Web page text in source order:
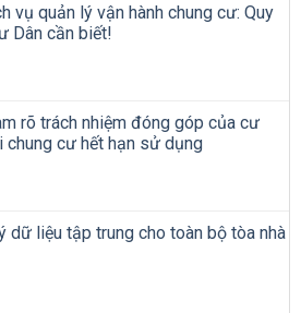
vụ quản lý vận hành chung cư: Quy
Dân cần biết!
rõ trách nhiệm đóng góp của cư
chung cư hết hạn sử dụng
dữ liệu tập trung cho toàn bộ tòa nhà